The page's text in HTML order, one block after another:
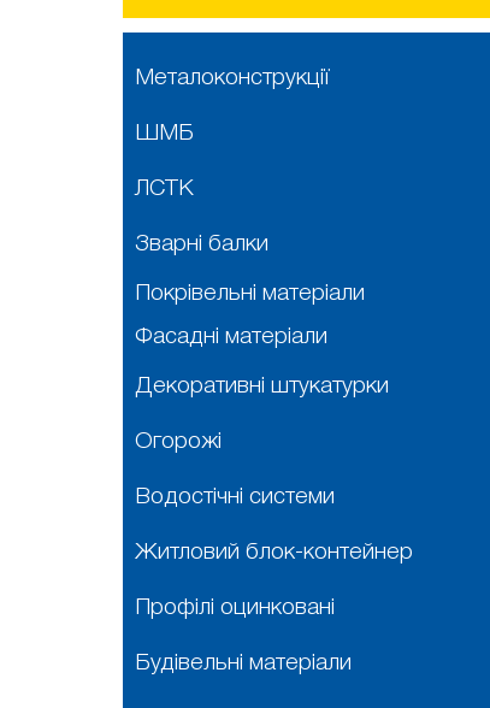
Металоконструкції
ШМБ
ЛСТК
Зварні балки
Покрівельні матеріали
Фасадні матеріали
Декоративні штукатурки
Огорожі
Водостічні системи
Житловий блок-контейнер
Профілі оцинковані
Будівельні матеріали